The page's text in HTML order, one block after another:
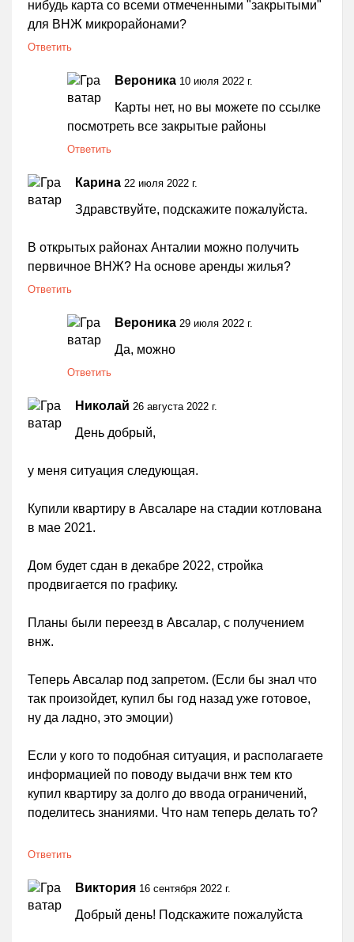
нибудь карта со всеми отмеченными "закрытыми"
для ВНЖ микрорайонами?
Ответить
Вероника 10 июля 2022 г.
Карты нет, но вы можете по ссылке
посмотреть все закрытые районы
Ответить
Карина 22 июля 2022 г.
Здравствуйте, подскажите пожалуйста.
В открытых районах Анталии можно получить
первичное ВНЖ? На основе аренды жилья?
Ответить
Вероника 29 июля 2022 г.
Да, можно
Ответить
Николай 26 августа 2022 г.
День добрый,
у меня ситуация следующая.
Купили квартиру в Авсаларе на стадии котлована
в мае 2021.
Дом будет сдан в декабре 2022, стройка
продвигается по графику.
Планы были переезд в Авсалар, с получением
внж.
Теперь Авсалар под запретом. (Если бы знал что
так произойдет, купил бы год назад уже готовое,
ну да ладно, это эмоции)
Если у кого то подобная ситуация, и располагаете
информацией по поводу выдачи внж тем кто
купил квартиру за долго до ввода ограничений,
поделитесь знаниями. Что нам теперь делать то?
Ответить
Виктория 16 сентября 2022 г.
Добрый день! Подскажите пожалуйста